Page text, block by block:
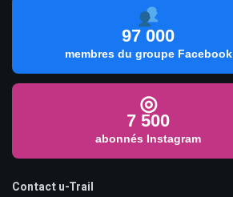
97 000
membres du groupe Facebook
◎
7 500
abonnés Instagram
Contact u-Trail